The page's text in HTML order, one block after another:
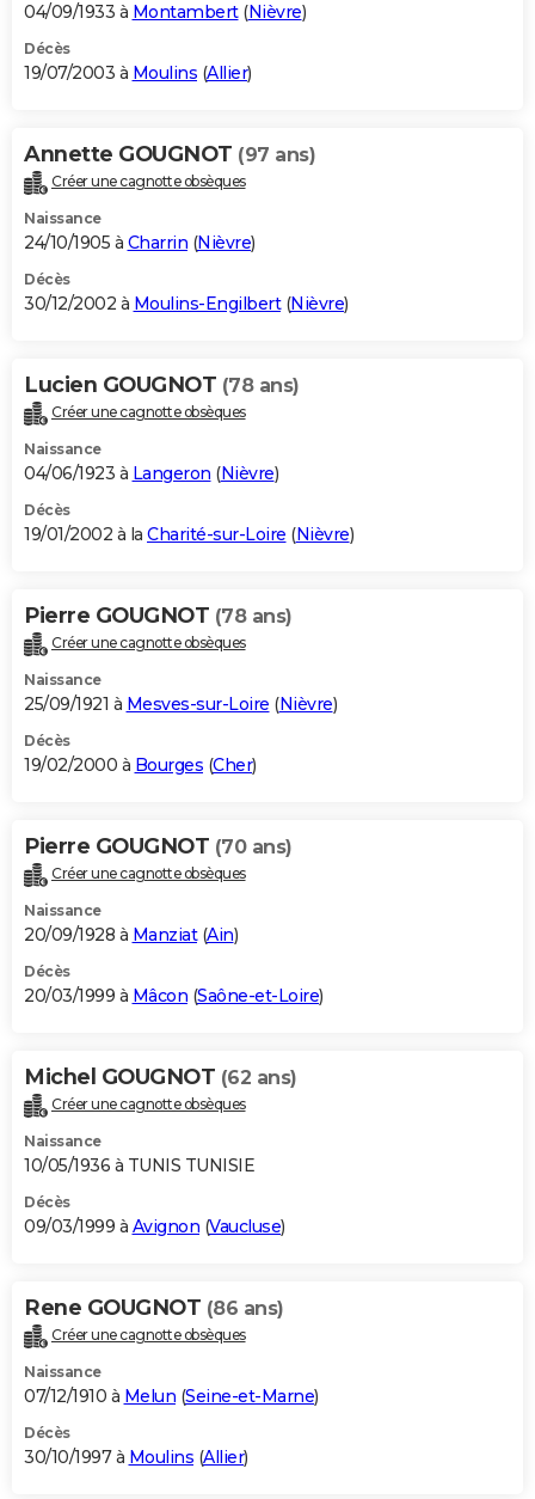
04/09/1933 à Montambert(Nièvre)
Décès
19/07/2003 à Moulins (Allier)
Annette GOUGNOT (97 ans)
Créer une cagnotte obsèques
Naissance
24/10/1905 à Charrin (Nièvre)
Décès
30/12/2002 à Moulins-Engilbert(Nièvre)
Lucien GOUGNOT (78 ans)
Créer une cagnotte obsèques
Naissance
04/06/1923 à Langeron (Nièvre)
Décès
19/01/2002 à la Charité-sur-Loire (Nièvre)
Pierre GOUGNOT (78 ans)
Créer une cagnotte obsèques
Naissance
25/09/1921 à Mesves-sur-Loire (Nièvre)
Décès
19/02/2000 à Bourges (Cher)
Pierre GOUGNOT (70 ans)
Créer une cagnotte obsèques
Naissance
20/09/1928 à Manziat(Ain)
Décès
20/03/1999 à Mâcon (Saône-et-Loire)
Michel GOUGNOT (62 ans)
Créer une cagnotte obsèques
Naissance
10/05/1936 à TUNIS TUNISIE
Décès
09/03/1999 à Avignon (Vaucluse)
Rene GOUGNOT (86 ans)
Créer une cagnotte obsèques
Naissance
07/12/1910 à Melun (Seine-et-Marne)
Décès
30/10/1997 à Moulins (Allier)